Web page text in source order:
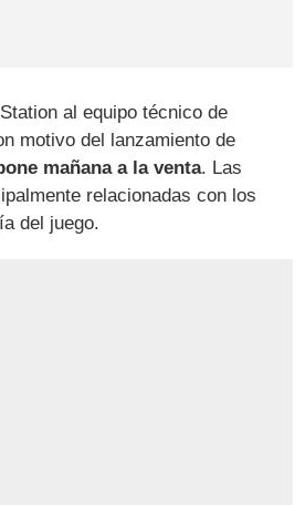
al equipo técnico de
motivo del lanzamiento de
mañana a la venta. Las
relacionadas con los
del juego.